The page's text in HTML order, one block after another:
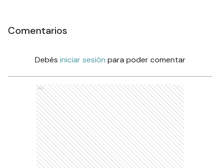
Comentarios
Debés iniciar sesión para poder comentar
Ads